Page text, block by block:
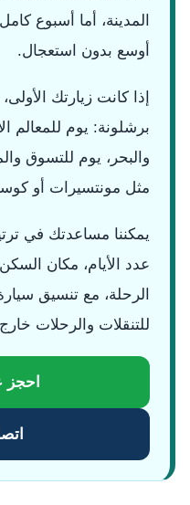
المدينة، أما أسبوع
أوسع بدون استعجال.
برشلونة: يوم للمعالم
والبحر، يوم للتسوق
مثل مونتسيرات أو
يمكننا مساعدتك في
عدد الأيام، مكان
الرحلة، مع تنسيق
للتنقلات والرحلات
احجز